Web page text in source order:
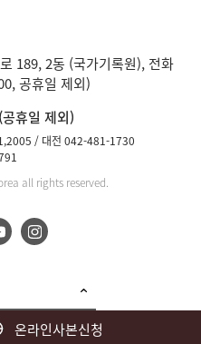
온라인사본신청
189, 2동 (국가기록원), 전화
공휴일 제외)
휴일 제외)
대전 042-481-1730
all rights reserved.